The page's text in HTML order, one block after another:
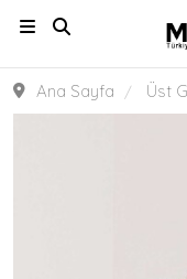
Ana Sayfa Üst